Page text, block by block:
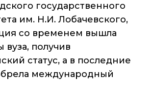
государственного
им. Н.И. Лобачевского,
со временем вышла
вуза, получив
статус, а в последние
международный